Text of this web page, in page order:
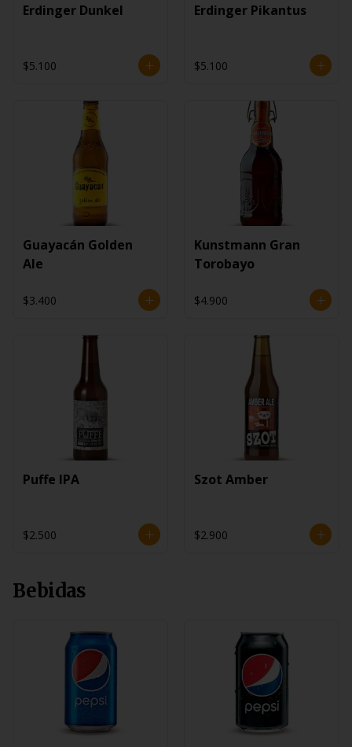
Erdinger Dunkel
$5.100
Erdinger Pikantus
$5.100
Guayacán Golden
Ale
$3.400
Kunstmann Gran
Torobayo
$4.900
Puffe IPA
$2.500
Szot Amber
$2.900
Bebidas